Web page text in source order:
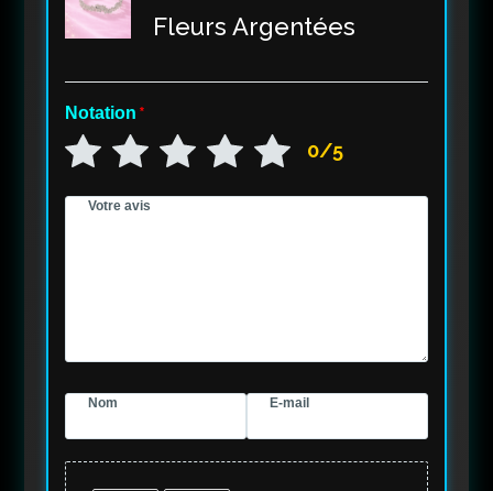
Fleurs Argentées
Notation *
0/5
Votre avis
Nom E-mail